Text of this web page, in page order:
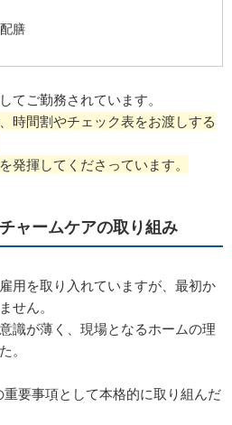
膳
てご勤務されています。
時間割やチェック表をお渡しする
発揮してくださっています。
ャームケアの取り組み
用を取り入れていますが、最初か
せん。
識が薄く、現場となるホームの理
。
要事項として本格的に取り組んだ